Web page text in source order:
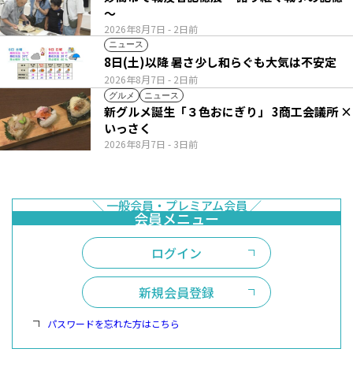
2026年8月7日 - 2日前
～
ニュース
2026年8月7日 - 2日前
8日(土)以降 暑さ少し和らぐも大気は不安定
グルメ ニュース
2026年8月7日 - 3日前
新グルメ誕生「３色おにぎり」 3商工会議所 ×
いっさく
ログイン
新規会員登録
パスワードを忘れた方はこちら